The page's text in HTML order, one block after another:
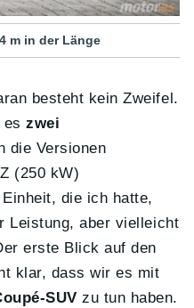
m in der Länge
besteht kein Zweifel.
eszwei
die Versionen
(250 kW)
die ich hatte,
Leistung, aber vielleicht
erste Blick auf den
klar, dass wir es mit
SUV zu tun haben.